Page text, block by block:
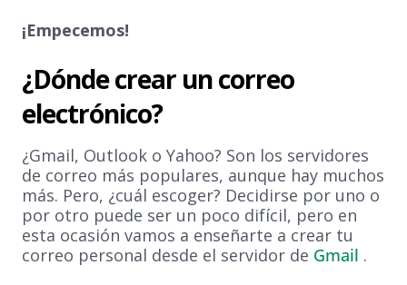
¡Empecemos!
¿Dónde crear un correo
electrónico?
¿Gmail, Outlook o Yahoo? Son los servidores
de correo más populares, aunque hay muchos
más. Pero, ¿cuál escoger? Decidirse por uno o
por otro puede ser un poco difícil, pero en
esta ocasión vamos a enseñarte a crear tu
correo personal desde el servidor de Gmail .